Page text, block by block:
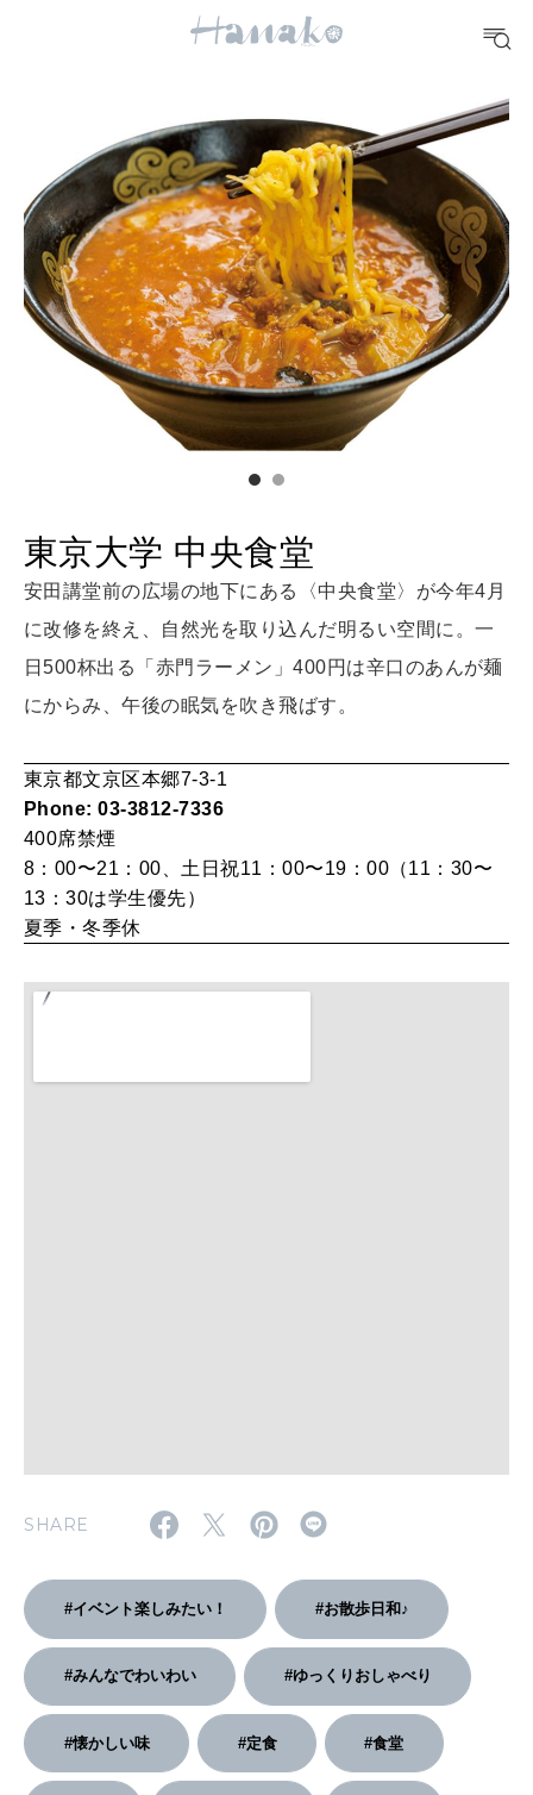
10 CATEGORIES
FOOD
おいしい
TRAVEL
どこ行く？
FORTUNE
明日のわたし
[12星座別] Weekly Holoscope
女神まり愛のタロットメッセージ
算命学がわかる今月のあなた
HEALTH
LEARN
知る、考える
わたしができること
自分を耕す
WORK&MONEY
2026年5月号「“大好き”に出会いに。韓国」
2026年3月号「スイーツ予想図 2026」
2026年2月号「良運を掴む 新・開運術。」
2026年1月号「猫がいれば、幸せ」
東京大学 中央食堂
安田講堂前の広場の地下にある〈中央食堂〉が今年4月
に改修を終え、自然光を取り込んだ明るい空間に。一
日500杯出る「赤門ラーメン」400円は辛口のあんが麺
にからみ、午後の眠気を吹き飛ばす。
東京都文京区本郷7-3-1
Phone: 03-3812-7336
400席禁煙
8：00〜21：00、土日祝11：00〜19：00（11：30〜
13：30は学生優先）
夏季・冬季休
SHARE
#イベント楽しみたい！ #お散歩日和♪
#みんなでわいわい #ゆっくりおしゃべり
#懐かしい味 #定食 #食堂